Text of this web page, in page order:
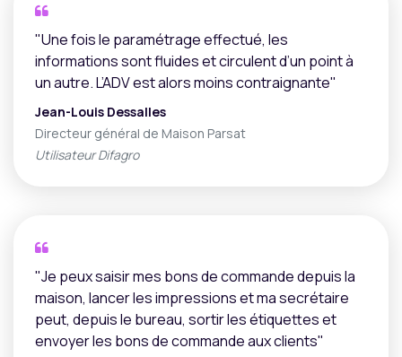
"Une fois le paramétrage effectué, les
informations sont fluides et circulent d’un point à
un autre. L’ADV est alors moins contraignante"
Jean-Louis Dessalles
Directeur général de Maison Parsat
Utilisateur Difagro
"Je peux saisir mes bons de commande depuis la
maison, lancer les impressions et ma secrétaire
peut, depuis le bureau, sortir les étiquettes et
envoyer les bons de commande aux clients"